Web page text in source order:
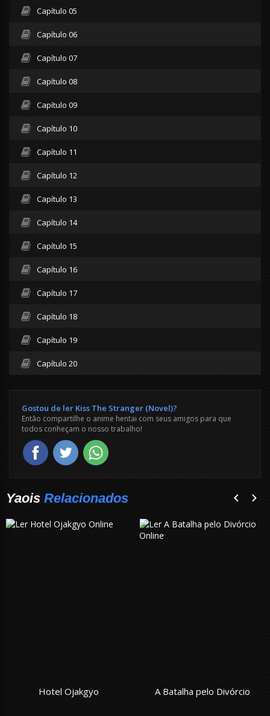
Capítulo 05
Capítulo 06
Capítulo 07
Capítulo 08
Capítulo 09
Capítulo 10
Capítulo 11
Capítulo 12
Capítulo 13
Capítulo 14
Capítulo 15
Capítulo 16
Capítulo 17
Capítulo 18
Capítulo 19
Capítulo 20
Gostou de ler Kiss The Stranger (Novel)?
Então compartilhe o anime hentai com seus amigos para que
todos conheçam o nosso trabalho!
Yaois Relacionados
Hotel Ojakgyo A Batalha pelo Divórcio